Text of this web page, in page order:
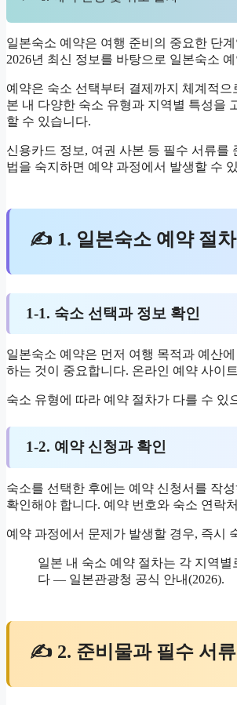
일본숙소 예약은 여행 준비의 중요한 단
2026년 최신 정보를 바탕으로 일본숙소
예약은 숙소 선택부터 결제까지 체계적
본 내 다양한 숙소 유형과 지역별 특성을
할 수 있습니다.
신용카드 정보, 여권 사본 등 필수 서류
법을 숙지하면 예약 과정에서 발생할 수
✍ 1. 일본숙소 예약 절
1-1. 숙소 선택과 정보 확인
일본숙소 예약은 먼저 여행 목적과 예산
하는 것이 중요합니다. 온라인 예약 사이
숙소 유형에 따라 예약 절차가 다를 수
1-2. 예약 신청과 확인
숙소를 선택한 후에는 예약 신청서를 작
확인해야 합니다. 예약 번호와 숙소 연락
예약 과정에서 문제가 발생할 경우, 즉시
일본 내 숙소 예약 절차는 각 지역
다 — 일본관광청 공식 안내(2026).
✍ 2. 준비물과 필수 서류